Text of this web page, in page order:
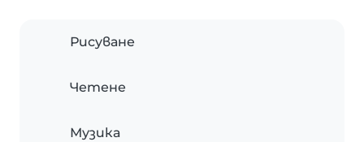
Рисуване
Четене
Музика